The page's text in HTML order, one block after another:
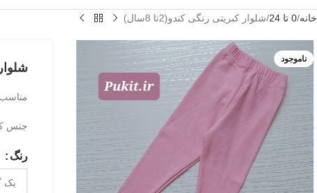
خانه 0 تا 24 شلوار کبریتی رنگی کندو(2تا 8سال)
ناموجود
شلوار
مناسب
جنس
رنگ